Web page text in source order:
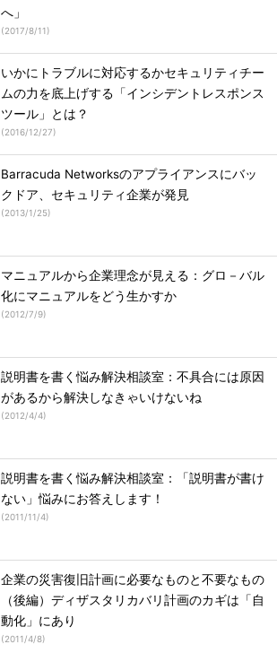
へ」
(2017/8/11)
いかにトラブルに対応するかセキュリティチー
ムの力を底上げする「インシデントレスポンス
ツール」とは？
(2016/12/27)
Barracuda Networksのアプライアンスにバッ
クドア、セキュリティ企業が発見
(2013/1/25)
マニュアルから企業理念が見える：グロ－バル
化にマニュアルをどう生かすか
(2012/7/9)
説明書を書く悩み解決相談室：不具合には原因
があるから解決しなきゃいけないね
(2012/4/4)
説明書を書く悩み解決相談室：「説明書が書け
ない」悩みにお答えします！
(2011/11/4)
企業の災害復旧計画に必要なものと不要なもの
（後編）ディザスタリカバリ計画のカギは「自
動化」にあり
(2011/4/8)